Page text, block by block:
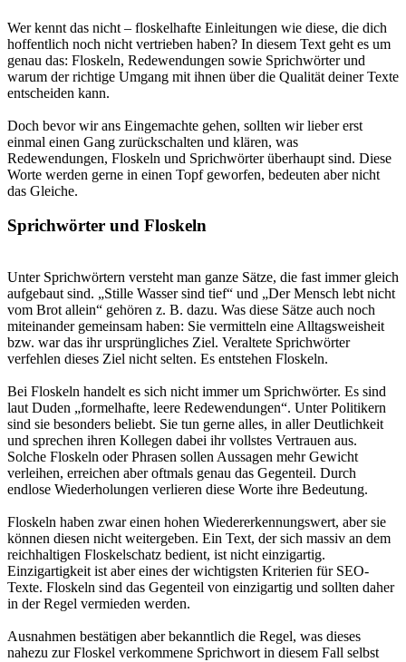
Wer kennt das nicht – floskelhafte Einleitungen wie diese, die dich
hoffentlich noch nicht vertrieben haben? In diesem Text geht es um
genau das: Floskeln, Redewendungen sowie Sprichwörter und
warum der richtige Umgang mit ihnen über die Qualität deiner Texte
entscheiden kann.
Doch bevor wir ans Eingemachte gehen, sollten wir lieber erst
einmal einen Gang zurückschalten und klären, was
Redewendungen, Floskeln und Sprichwörter überhaupt sind. Diese
Worte werden gerne in einen Topf geworfen, bedeuten aber nicht
das Gleiche.
Sprichwörter und Floskeln
Unter Sprichwörtern versteht man ganze Sätze, die fast immer gleich
aufgebaut sind. „Stille Wasser sind tief“ und „Der Mensch lebt nicht
vom Brot allein“ gehören z. B. dazu. Was diese Sätze auch noch
miteinander gemeinsam haben: Sie vermitteln eine Alltagsweisheit
bzw. war das ihr ursprüngliches Ziel. Veraltete Sprichwörter
verfehlen dieses Ziel nicht selten. Es entstehen Floskeln.
Bei Floskeln handelt es sich nicht immer um Sprichwörter. Es sind
laut Duden „formelhafte, leere Redewendungen“. Unter Politikern
sind sie besonders beliebt. Sie tun gerne alles, in aller Deutlichkeit
und sprechen ihren Kollegen dabei ihr vollstes Vertrauen aus.
Solche Floskeln oder Phrasen sollen Aussagen mehr Gewicht
verleihen, erreichen aber oftmals genau das Gegenteil. Durch
endlose Wiederholungen verlieren diese Worte ihre Bedeutung.
Floskeln haben zwar einen hohen Wiedererkennungswert, aber sie
können diesen nicht weitergeben. Ein Text, der sich massiv an dem
reichhaltigen Floskelschatz bedient, ist nicht einzigartig.
Einzigartigkeit ist aber eines der wichtigsten Kriterien für SEO-
Texte. Floskeln sind das Gegenteil von einzigartig und sollten daher
in der Regel vermieden werden.
Ausnahmen bestätigen aber bekanntlich die Regel, was dieses
nahezu zur Floskel verkommene Sprichwort in diesem Fall selbst